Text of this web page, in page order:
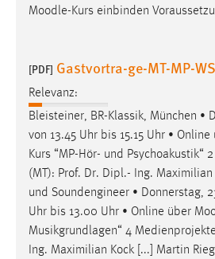
Moodle-Kurs einbinden
[PDF] Gastvortra-ge-MT-MP-
Relevanz:
Bleisteiner, BR-Klassik, München •
von 13.45 Uhr bis 15.15 Uhr • Online
Kurs “MP-Hör- und Psychoakustik“
(MT): Prof. Dr. Dipl.- Ing.
und Soundengineer • Donnerstag,
Uhr bis 13.00 Uhr • Online über
Musikgrundlagen“ 4
Ing. Maximilian Kock [...] Martin
MARKETING
Sie tun dies, indem sie Besucher
hinweg verfolgen.
Google Ads
Name:
Anbieter:
Google Ireland Limited